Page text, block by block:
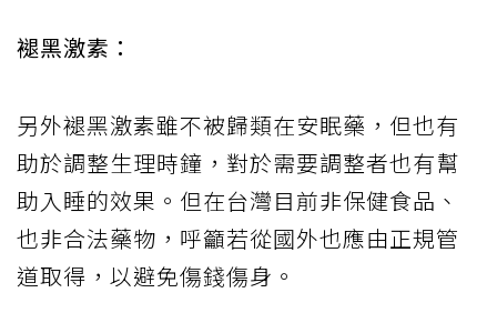
褪黑激素：
另外褪黑激素雖不被歸類在安眠藥，但也有
助於調整生理時鐘，對於需要調整者也有幫
助入睡的效果。但在台灣目前非保健食品、
也非合法藥物，呼籲若從國外也應由正規管
道取得，以避免傷錢傷身。